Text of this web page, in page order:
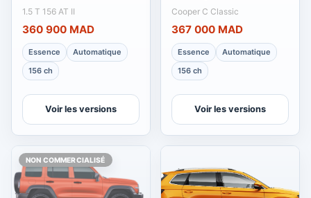
1.5 T 156 AT II
360 900 MAD
Essence
Automatique
156 ch
Voir les versions
Cooper C Classic
367 000 MAD
Essence
Automatique
156 ch
Voir les versions
NON COMMERCIALISÉ